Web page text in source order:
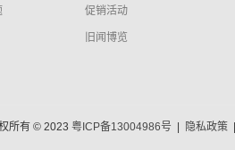
促销活动
旧闻博览
所有 © 2023 粤ICP备13004986号 隐私政策